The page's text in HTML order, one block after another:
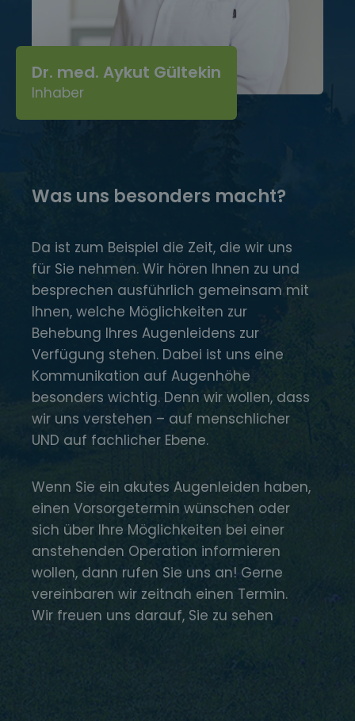
Dr. med. Aykut Gültekin
Inhaber
Was uns besonders macht?
Da ist zum Beispiel die Zeit, die wir uns
für Sie nehmen. Wir hören Ihnen zu und
besprechen ausführlich gemeinsam mit
Ihnen, welche Möglichkeiten zur
Behebung Ihres Augenleidens zur
Verfügung stehen. Dabei ist uns eine
Kommunikation auf Augenhöhe
besonders wichtig. Denn wir wollen, dass
wir uns verstehen – auf menschlicher
UND auf fachlicher Ebene.
Wenn Sie ein akutes Augenleiden haben,
einen Vorsorgetermin wünschen oder
sich über Ihre Möglichkeiten bei einer
anstehenden Operation informieren
wollen, dann rufen Sie uns an! Gerne
vereinbaren wir zeitnah einen Termin.
Wir freuen uns darauf, Sie zu sehen